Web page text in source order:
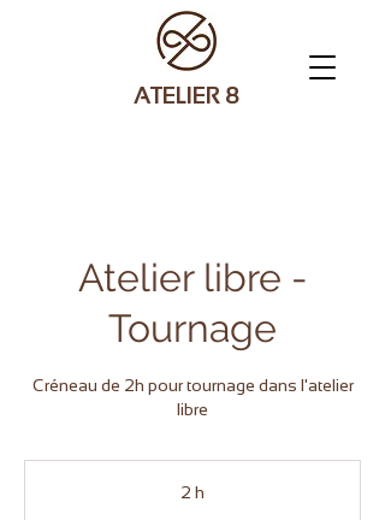
ATELIER 8
Atelier libre -
Tournage
Créneau de 2h pour tournage dans l'atelier
libre
2 h